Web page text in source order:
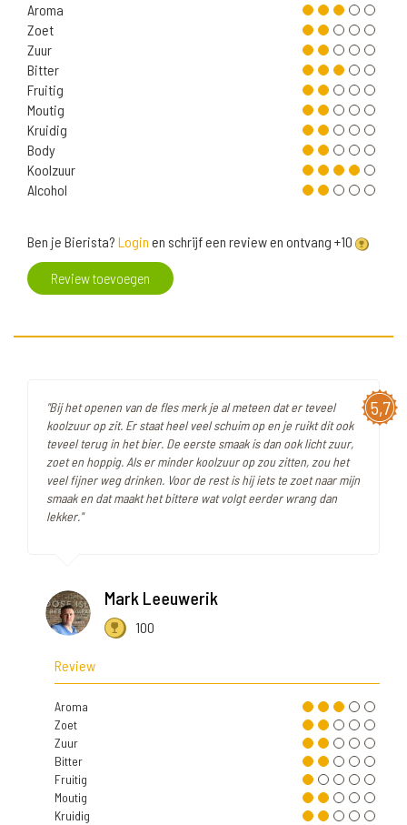
Aroma
Zoet
Zuur
Bitter
Fruitig
Moutig
Kruidig
Body
Koolzuur
Alcohol
Ben je Bierista? Login en schrijf een review en ontvang +10
Review toevoegen
5,7
"Bij het openen van de fles merk je al meteen dat er teveel
koolzuur op zit. Er staat heel veel schuim op en je ruikt dit ook
teveel terug in het bier. De eerste smaak is dan ook licht zuur,
zoet en hoppig. Als er minder koolzuur op zou zitten, zou het
veel fijner weg drinken. Voor de rest is hij iets te zoet naar mijn
smaak en dat maakt het bittere wat volgt eerder wrang dan
lekker."
Mark Leeuwerik
100
Review
Aroma
Zoet
Zuur
Bitter
Fruitig
Moutig
Kruidig